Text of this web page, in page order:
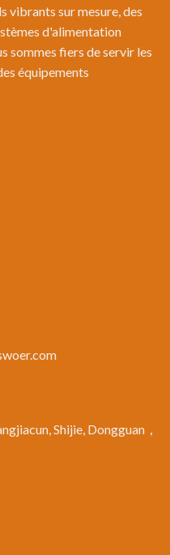
vibrants sur mesure, des
d'alimentation
sommes fiers de servir les
équipements
Shijie, Dongguan，